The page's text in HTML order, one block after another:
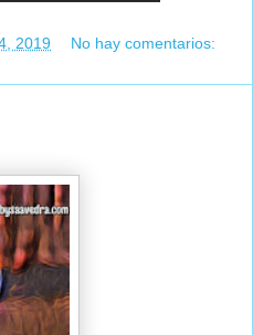
2019 No hay comentarios: